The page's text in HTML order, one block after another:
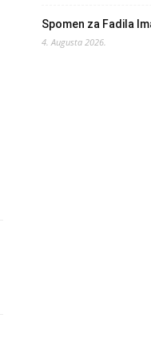
Spomen za Fadila
4. Augusta 2026.